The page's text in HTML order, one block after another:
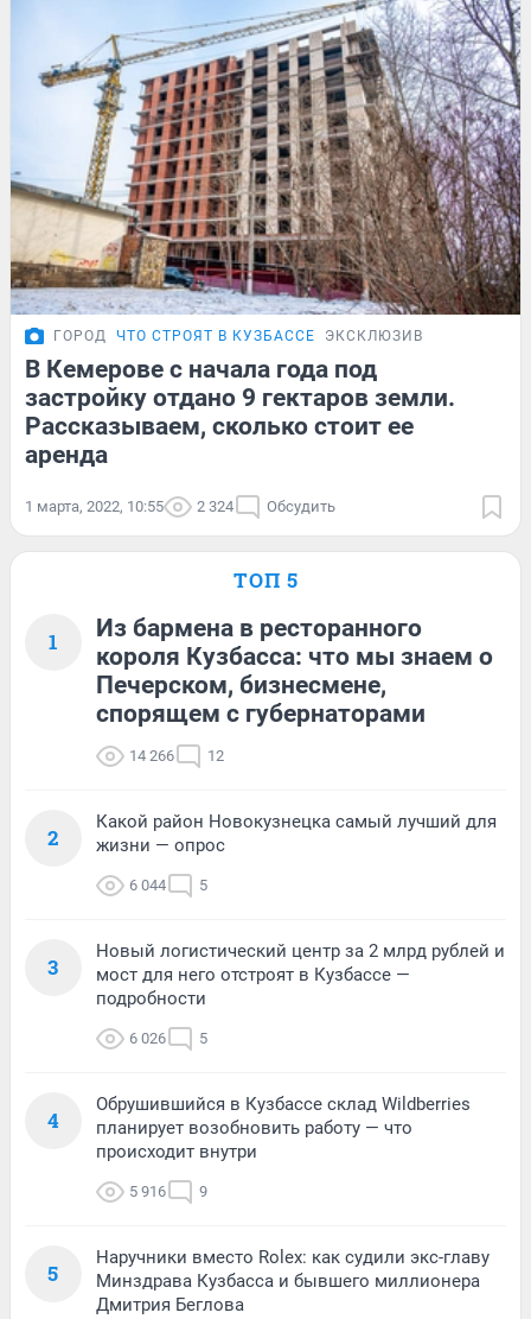
ГОРОД ЧТО СТРОЯТ В КУЗБАССЕ ЭКСКЛЮЗИВ
В Кемерове с начала года под
застройку отдано 9 гектаров земли.
Рассказываем, сколько стоит ее
аренда
1 марта, 2022, 10:55 2 324 Обсудить
ТОП 5
1
Из бармена в ресторанного
короля Кузбасса: что мы знаем о
Печерском, бизнесмене,
спорящем с губернаторами
14 266 12
2
Какой район Новокузнецка самый лучший для
жизни — опрос
6 044 5
3
Новый логистический центр за 2 млрд рублей и
мост для него отстроят в Кузбассе —
подробности
6 026 5
4
Обрушившийся в Кузбассе склад Wildberries
планирует возобновить работу — что
происходит внутри
5 916 9
5
Наручники вместо Rolex: как судили экс-главу
Минздрава Кузбасса и бывшего миллионера
Дмитрия Беглова